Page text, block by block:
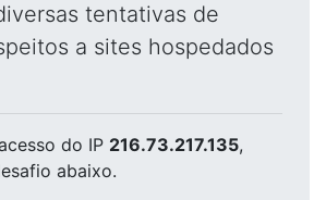
tentativas de
a sites hospedados
do IP 216.73.217.135,
abaixo.